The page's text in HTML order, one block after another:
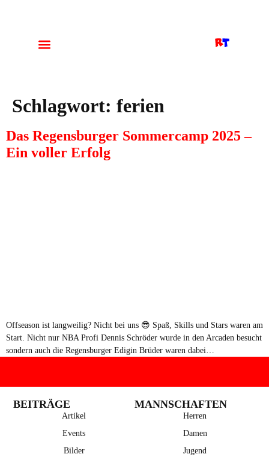
Schlagwort: ferien
Das Regensburger Sommercamp 2025 –
Ein voller Erfolg
Offseason ist langweilig? Nicht bei uns 😎 Spaß, Skills und Stars waren am
Start. Nicht nur NBA Profi Dennis Schröder wurde in den Arcaden besucht
sondern auch die Regensburger Edigin Brüder waren dabei…
BEITRÄGE
Artikel
Events
Bilder
MANNSCHAFTEN
Herren
Damen
Jugend